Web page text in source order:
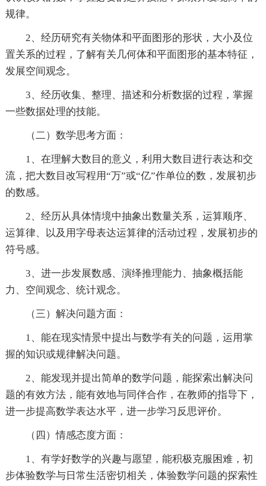
规律。
2、经历研究有关物体和平面图形的形状，大小及位
置关系的过程，了解有关几何体和平面图形的基本特征，
发展空间观念。
3、经历收集、整理、描述和分析数据的过程，掌握
一些数据处理的技能。
（二）数学思考方面：
1、在理解大数目的意义，利用大数目进行表达和交
流，把大数目改写程用“万”或“亿”作单位的数，发展初步
的数感。
2、经历从具体情境中抽象出数量关系，运算顺序、
运算律、以及用字母表达运算律的活动过程，发展初步的
符号感。
3、进一步发展数感、演绎推理能力、抽象概括能
力、空间观念、统计观念。
（三）解决问题方面：
1、能在现实情景中提出与数学有关的问题，运用掌
握的知识或规律解决问题。
2、能发现并提出简单的数学问题，能探索出解决问
题的有效方法，能有效地与同伴合作，在教师的指导下，
进一步提高数学表达水平，进一步学习反思评价。
（四）情感态度方面：
1、有学好数学的兴趣与愿望，能积极克服困难，初
步体验数学与日常生活密切相关，体验数学问题的探索性